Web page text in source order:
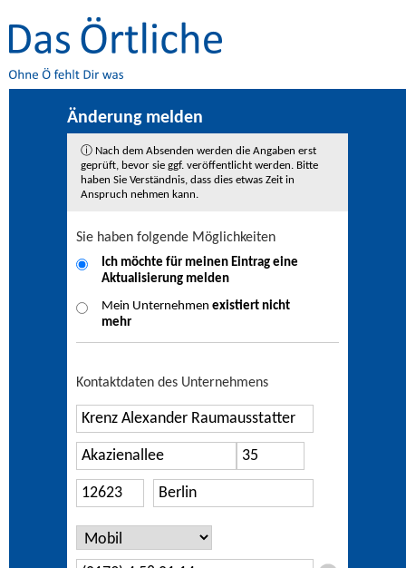
Änderung melden
ⓘ Nach dem Absenden werden die Angaben erst
geprüft, bevor sie ggf. veröffentlicht werden. Bitte
haben Sie Verständnis, dass dies etwas Zeit in
Anspruch nehmen kann.
Sie haben folgende Möglichkeiten
Ich möchte für meinen Eintrag eine
Aktualisierung melden
Mein Unternehmen existiert nicht
mehr
Kontaktdaten des Unternehmens